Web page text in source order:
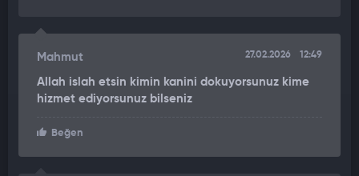
Mahmut 27.02.2026 12:49
Allah islah etsin kimin kanini dokuyorsunuz kime
hizmet ediyorsunuz bilseniz
Beğen